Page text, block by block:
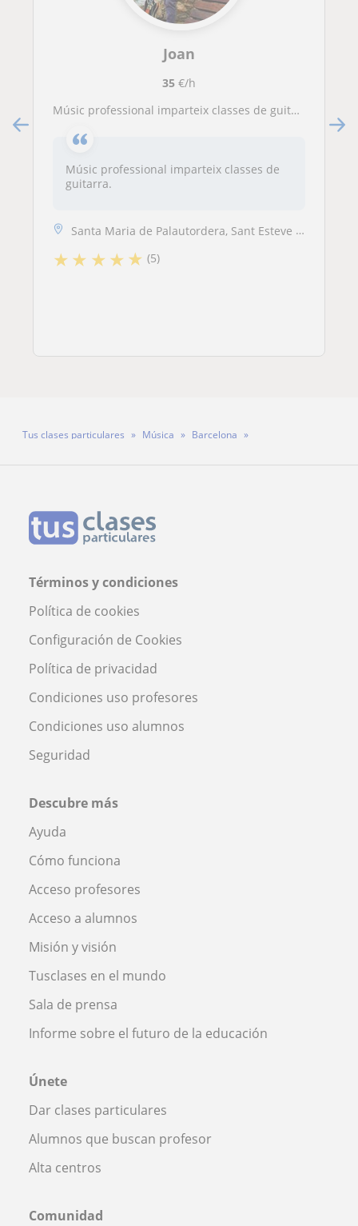
Joan
35€/h
Músic professional imparteix classes de guitarra
Músic professional imparteix classes de
guitarra.
Santa Maria de Palautordera, Sant Esteve de Palautordera, Sant Celoni, Sant Antoni de Vilamajor, Cardedeu
★★ ★★★ (5)
Tus clases particulares Música
Barcelona
Términos y condiciones
Política de cookies
Configuración de Cookies
Política de privacidad
Condiciones uso profesores
Condiciones uso alumnos
Seguridad
Descubre más
Ayuda
Cómo funciona
Acceso profesores
Acceso a alumnos
Misión y visión
Tusclases en el mundo
Sala de prensa
Informe sobre el futuro de la educación
Únete
Dar clases particulares
Alumnos que buscan profesor
Alta centros
Comunidad